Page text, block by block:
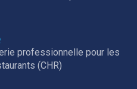
professionnelle pour les
(CHR)